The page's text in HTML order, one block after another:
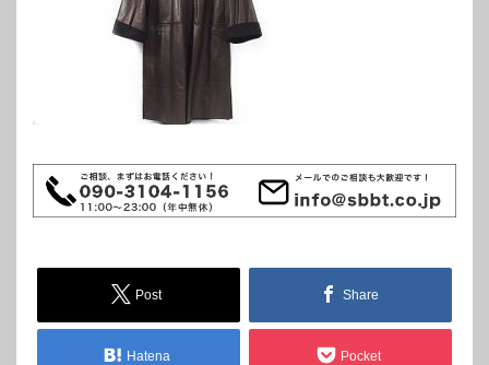
Post Share
Hatena Pocket